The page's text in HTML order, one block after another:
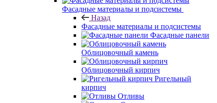
Фасадные материалы и подсистемы
Назад
Фасадные материалы и подсистемы
Фасадные панели
Облицовочный камень
Облицовочный кирпич
Ригельный
кирпич
Отливы